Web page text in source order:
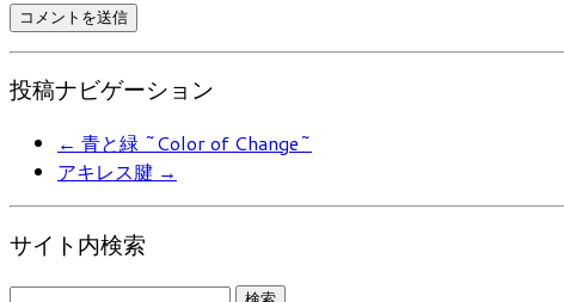
投稿ナビゲーション
← 青と緑 ~Color of Change~
アキレス腱 →
サイト内検索
検